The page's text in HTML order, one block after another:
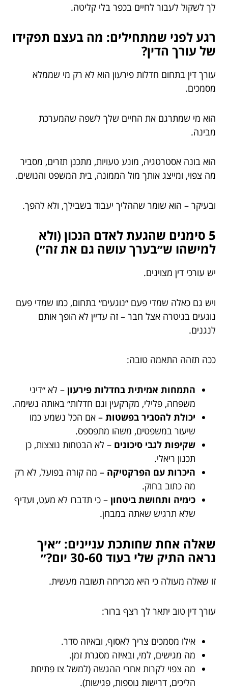
לך לשקול לעבור לחיים בכפר בלי קליטה.
רגע לפני שמתחילים: מה בעצם תפקידו
של עורך הדין?
עורך דין בתחום חדלות פירעון הוא לא רק מי שממלא
מסמכים.
הוא מי שמתרגם את החיים שלך לשפה שהמערכת
מבינה.
הוא בונה אסטרטגיה, מונע טעויות, מתכנן תזרים, מסביר
מה צפוי, ומייצג אותך מול הממונה, בית המשפט והנושים.
ובעיקר – הוא שומר שההליך יעבוד בשבילך, ולא להפך.
5 סימנים שהגעת לאדם הנכון (ולא
למישהו ש״בערך עושה גם את זה״)
יש עורכי דין מצוינים.
ויש גם כאלה שמדי פעם ״נוגעים״ בתחום, כמו שמדי פעם
נוגעים בגיטרה אצל חבר – זה עדיין לא הופך אותם
לנגנים.
ככה תזהה התאמה טובה:
התמחות אמיתית בחדלות פירעון – לא ״דיני
משפחה, פלילי, מקרקעין וגם חדלות״ באותה נשימה.
יכולת להסביר בפשטות – אם הכל נשמע כמו
שיעור במשפטים, משהו מתפספס.
שקיפות לגבי סיכונים – לא הבטחות נוצצות, כן
תכנון ריאלי.
היכרות עם הפרקטיקה – מה קורה בפועל, לא רק
מה כתוב בחוק.
כימיה ותחושת ביטחון – כי תדברו לא מעט, ועדיף
שלא תרגיש שאתה במבחן.
שאלה אחת שחותכת עניינים: ״איך
נראה התיק שלי בעוד 30-60 יום?״
זו שאלה מעולה כי היא מכריחה תשובה מעשית.
עורך דין טוב יתאר לך רצף ברור:
אילו מסמכים צריך לאסוף, ובאיזה סדר.
מה מגישים, למי, ובאיזה מסגרת זמן.
מה צפוי לקרות אחרי ההגשה (למשל צו פתיחת
הליכים, דרישות נוספות, פגישות).